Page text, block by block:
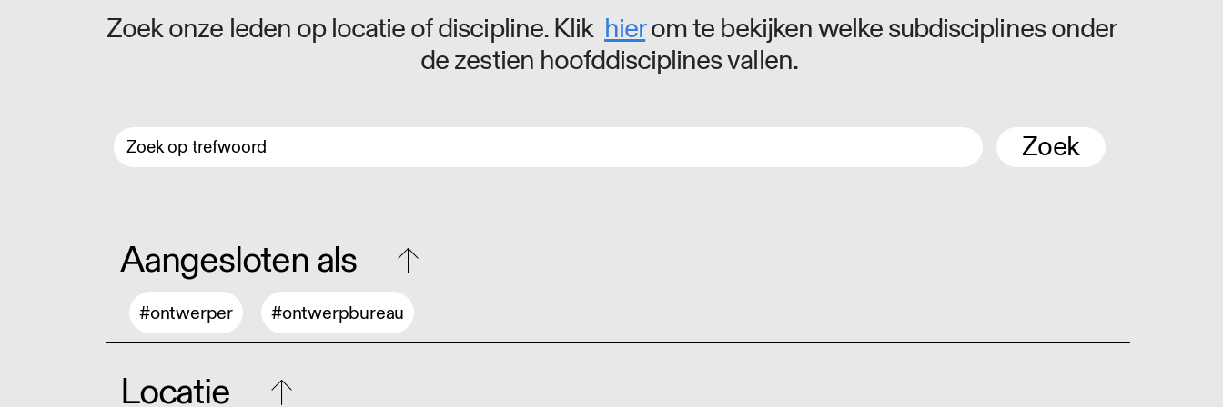
Zoek onze leden op locatie of discipline. Klik hierom te bekijken welke subdisciplines onder
de zestien hoofddisciplines vallen.
Zoek
Aangesloten als
#ontwerper #ontwerpbureau
Locatie